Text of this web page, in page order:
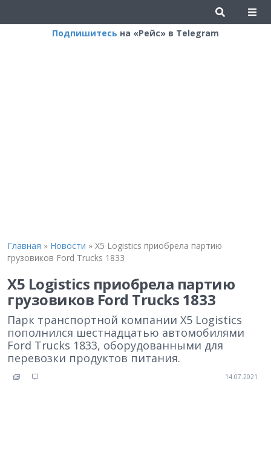
Подпишитесь на «Рейс» в Telegram
Главная » Новости » X5 Logistics приобрела партию
грузовиков Ford Trucks 1833
X5 Logistics приобрела партию
грузовиков Ford Trucks 1833
Парк транспортной компании X5 Logistics
пополнился шестнадцатью автомобилями
Ford Trucks 1833, оборудованными для
перевозки продуктов питания.
14.07.2021